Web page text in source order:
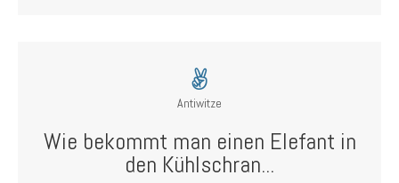
Antiwitze
Wie bekommt man einen Elefant in
den Kühlschran...